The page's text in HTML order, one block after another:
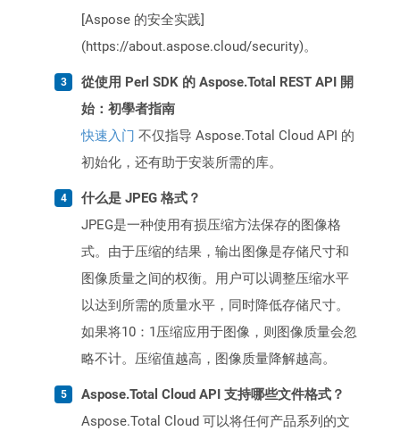
[Aspose 的安全实践]
(https://about.aspose.cloud/security)。
從使用 Perl SDK 的 Aspose.Total REST API 開
始：初學者指南
快速入门 不仅指导 Aspose.Total Cloud API 的
初始化，还有助于安装所需的库。
什么是 JPEG 格式？
JPEG是一种使用有损压缩方法保存的图像格
式。由于压缩的结果，输出图像是存储尺寸和
图像质量之间的权衡。用户可以调整压缩水平
以达到所需的质量水平，同时降低存储尺寸。
如果将10：1压缩应用于图像，则图像质量会忽
略不计。压缩值越高，图像质量降解越高。
Aspose.Total Cloud API 支持哪些文件格式？
Aspose.Total Cloud 可以将任何产品系列的文